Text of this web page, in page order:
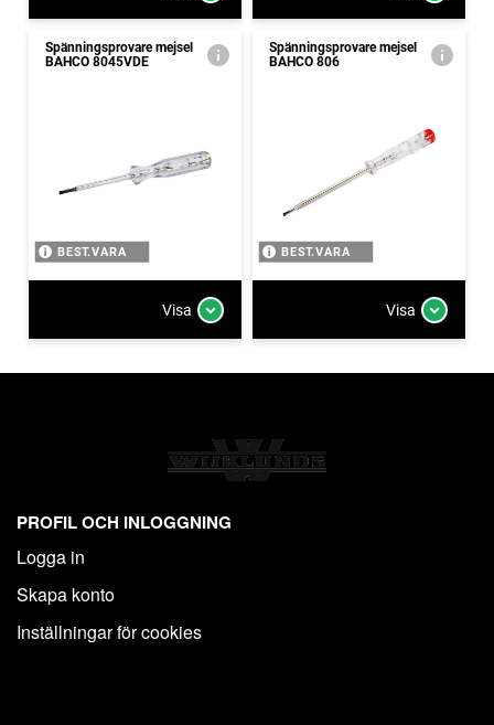
Spänningsprovare mejsel
BAHCO 8045VDE
BEST.VARA
Visa
Spänningsprovare mejsel
BAHCO 806
BEST.VARA
Visa
PROFIL OCH INLOGGNING
Logga in
Skapa konto
Inställningar för cookies